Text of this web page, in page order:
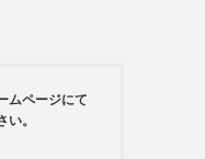
ムページにて
い。